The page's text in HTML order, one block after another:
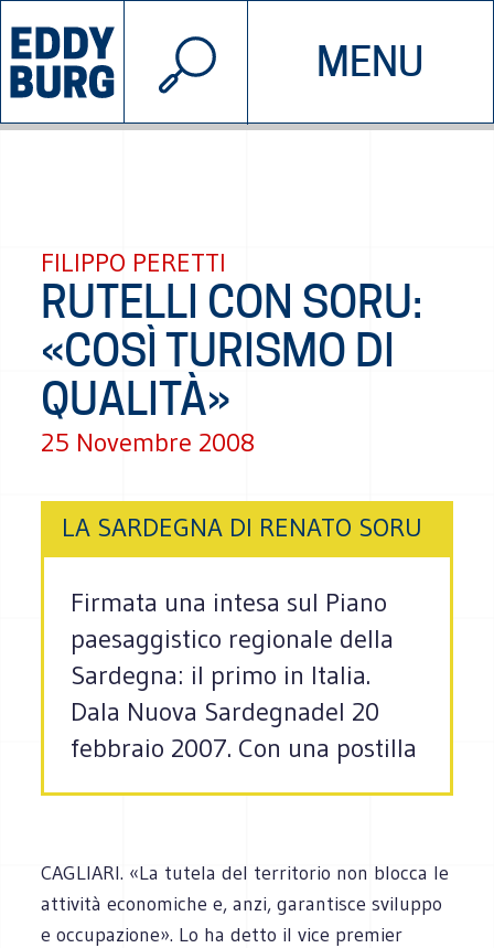
MENU
INIZIATIVE CHI SIAMO
© 2026 EDDYBURG
FILIPPO PERETTI
RUTELLI CON SORU:
«COSÌ TURISMO DI
QUALITÀ»
25 Novembre 2008
LA SARDEGNA DI RENATO SORU
Firmata una intesa sul Piano
paesaggistico regionale della
Sardegna: il primo in Italia.
Dala Nuova Sardegnadel 20
febbraio 2007. Con una postilla
CAGLIARI. «La tutela del territorio non blocca le
attività economiche e, anzi, garantisce sviluppo
e occupazione». Lo ha detto il vice premier